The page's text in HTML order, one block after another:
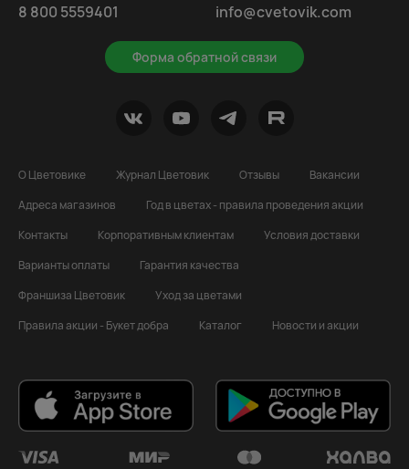
8 800 5559401
Форма обратной связи
info@cvetovik.com
О Цветовике Журнал Цветовик Отзывы
Вакансии
Адреса магазинов
Год в цветах - правила проведения акции
Контакты
Корпоративным клиентам
Условия доставки
Варианты оплаты
Гарантия качества
Франшиза Цветовик
Уход за цветами
Правила акции - Букет добра
Каталог Новости и акции